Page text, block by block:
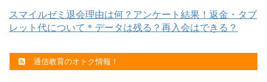
スマイルゼミ退会理由は何？アンケート結果！返金・タブ
レット代について＊データは残る？再入会はできる？
通信教育のオトク情報！